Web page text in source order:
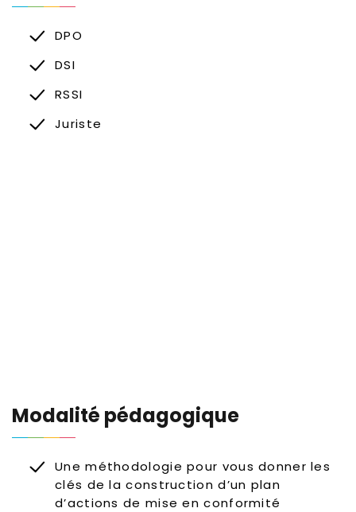
DPO
DSI
RSSI
Juriste
Modalité pédagogique
Une méthodologie pour vous donner les
clés de la construction d’un plan
d’actions de mise en conformité